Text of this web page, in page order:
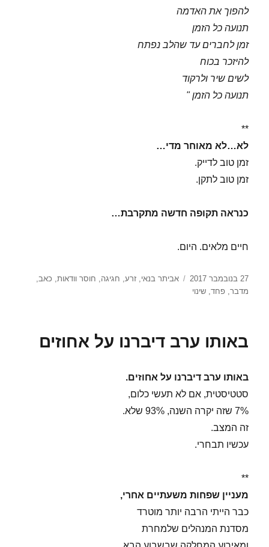
להפוך את האדמה
תנועה כל הזמן
זמן לחברים עד שהלב נפתח
להיזכר בכוח
לשים שיר ולרקוד
תנועה כל הזמן "
**
לא…לא מאוחר מדי…
זמן טוב לדייק.
זמן טוב לתקן.
כנראה תקופה חדשה מתקרבת…
חיים מלאים. היום.
פורסם
בתאריך
27 בנובמבר 2017 תגיות
אביתר בנאי,זרע, חגיגה, חוסר וודאות, כאב,
מדבר,פחד,שינוי
באותו ערב דיברנו על אחוזים
באותו ערב דיברנו על אחוזים.
סטטיסטית, אם לא תעשי כלום,
7% שזה יקרה השנה, 93% שלא.
זה המצב.
עכשיו תבחרי.
**
מעניין שפחות משעתיים אחרי,
כבר הייתי הרבה יותר מוטרד
מסדנת המנהלים שלמחרת